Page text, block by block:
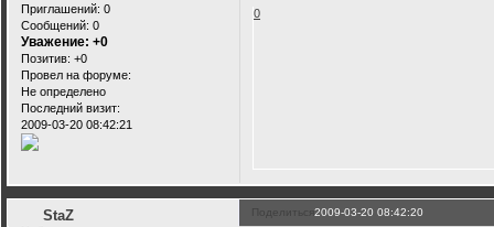
Приглашений: 0
Сообщений: 0
Уважение: +0
Позитив: +0
Провел на форуме:
Не определено
Последний визит:
2009-03-20 08:42:21
0
Поделиться2009-03-20 08:42:20
StaZ